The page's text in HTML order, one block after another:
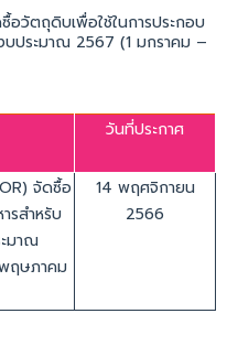
อวัตถุดิบเพื่อใช้ในการประกอบ
บประมาณ 2567 (1 มกราคม –
วันที่ประกาศ
จัดซื้อ
รสำหรับ
มาณ
ฤษภาคม
14 พฤศจิกายน
2566